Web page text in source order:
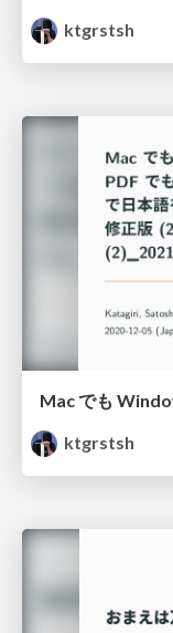
ktgrstsh
ktgrstsh